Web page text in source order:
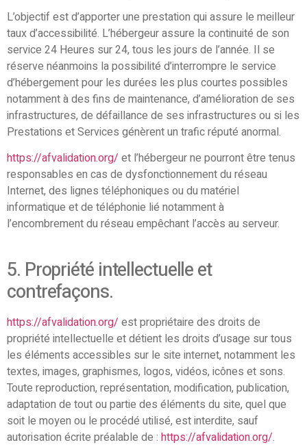
L’objectif est d’apporter une prestation qui assure le meilleur
taux d’accessibilité. L’hébergeur assure la continuité de son
service 24 Heures sur 24, tous les jours de l’année. Il se
réserve néanmoins la possibilité d’interrompre le service
d’hébergement pour les durées les plus courtes possibles
notamment à des fins de maintenance, d’amélioration de ses
infrastructures, de défaillance de ses infrastructures ou si les
Prestations et Services génèrent un trafic réputé anormal.
https://afvalidation.org/ et l’hébergeur ne pourront être tenus
responsables en cas de dysfonctionnement du réseau
Internet, des lignes téléphoniques ou du matériel
informatique et de téléphonie lié notamment à
l’encombrement du réseau empêchant l’accès au serveur.
5. Propriété intellectuelle et
contrefaçons.
https://afvalidation.org/ est propriétaire des droits de
propriété intellectuelle et détient les droits d’usage sur tous
les éléments accessibles sur le site internet, notamment les
textes, images, graphismes, logos, vidéos, icônes et sons.
Toute reproduction, représentation, modification, publication,
adaptation de tout ou partie des éléments du site, quel que
soit le moyen ou le procédé utilisé, est interdite, sauf
autorisation écrite préalable de : https://afvalidation.org/.